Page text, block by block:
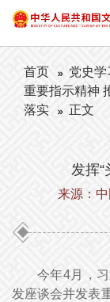
首页 党史学
重要指示精神
落实
正文
发挥“
来源：
今年4月，
发座谈会并发表